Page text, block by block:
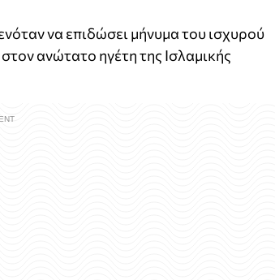
να επιδώσει μήνυμα του ισχυρού
ανώτατο ηγέτη της Ισλαμικής